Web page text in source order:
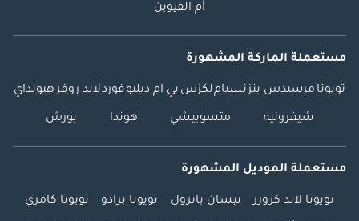
أم القيوين
مستعملة الماركة المشهورة
تويوتا مرسيدس بنزنسياملكزس بي ام دبليوفوردلاند روفرهيونداي
شيفروليه متسوبيشي هوندا بورش
مستعملة الموديل المشهورة
تويوتا لاند كروزر نيسان باترول تويوتا برادو تويوتا كامري